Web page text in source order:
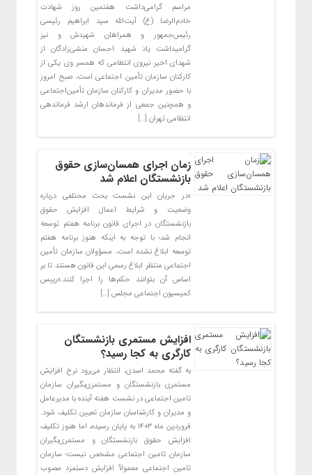
مراسم گرامی‌داشت هفتمین روز شهادت
خادم‌الرضا (ع) آیت‌الله سید ابراهیم رئیسی
رئیس‌جمهور و همراهان شهیدش و نیز
گرامیداشت یاد شهید احسان منشی‌زادگان از
شهدای اخیر نیروی انتظامی که همسر وی یکی از
کارکنان سازمان تأمین اجتماعی است، صبح امروز
با حضور مدیران و کارکنان سازمان تأمین‌اجتماعی
و همچنین جمعی از فرماندهان ارشد فرماندهی
انتظامی تهران […]
زمان اجرای همسان‌سازی حقوق
بازنشستگان اعلام شد
«در جریان این نشست بحث مختلفی درباره
وضعیت و شرایط اعمال افزایش حقوق
بازنشستگان در اجرای قانون برنامه هفتم توسعه
انجام شد؛ با توجه به اینکه هنوز برنامه هفتم
توسعه ابلاغ نشده است، مسؤولان سازمان تأمین
اجتماعی منتظر ابلاغ رسمی این قانون هستند تا بر
اساس آن بتوانند حکم‌ها را اجرا کنند.»رییس
کمیسیون اجتماعی مجلس […]
افزایش مستمری بازنشستگان
کارگری به کجا رسید؟
به گفته محمد اسدی، انتظار می‌رود نرخ افزایش
مستمری بازنشستگان و مستمری‌بگیران سازمان
تامین اجتماعی در نشست هفته آینده با مدیرعامل
و مدیران و کارشناسان سازمان تعیین تکلیف شود.
فروردین ماه ۱۴۰۳ به پایان رسیده، اما هنوز تکلیف
افزایش حقوق بازنشستگان و مستمری‌بگیران
سازمان تامین اجتماعی مشخص نیست؛ سازمان
تامین اجتماعی معمولاً افزایش دستمزد مصوب